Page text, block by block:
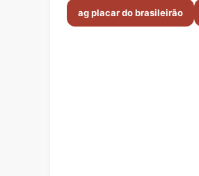
ag placar do brasileirão